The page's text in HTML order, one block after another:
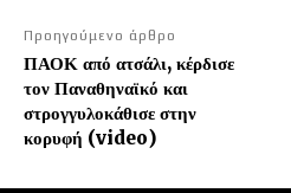
Προηγούμενο άρθρο
ΠΑΟΚ από ατσάλι, κέρδισε
τον Παναθηναϊκό και
στρογγυλοκάθισε στην
κορυφή (video)